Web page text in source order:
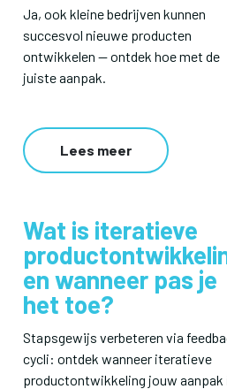
Ja, ook kleine bedrijven kunnen
succesvol nieuwe producten
ontwikkelen — ontdek hoe met de
juiste aanpak.
Lees meer
Wat is iteratieve
en wanneer pas je
het toe?
Stapsgewijs verbeteren via
cycli: ontdek wanneer iteratieve
productontwikkeling jouw aanpak